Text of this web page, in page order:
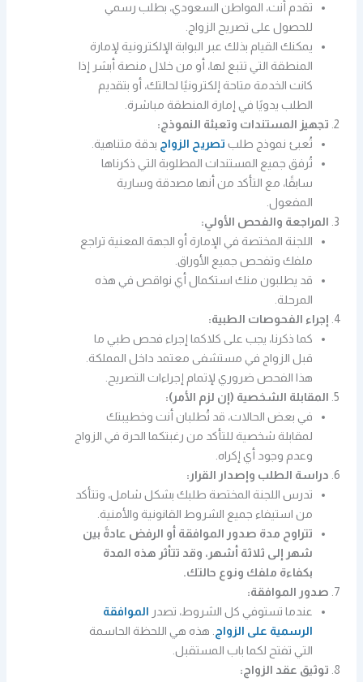
تقدم أنت، المواطن السعودي، بطلب رسمي
للحصول على تصريح الزواج.
يمكنك القيام بذلك عبر البوابة الإلكترونية لإمارة
المنطقة التي تتبع لها، أو من خلال منصة أبشر إذا
كانت الخدمة متاحة إلكترونيًا لحالتك، أو بتقديم
الطلب يدويًا في إمارة المنطقة مباشرة.
تجهيز المستندات وتعبئة النموذج:
تُعبئ نموذج طلب تصريح الزواج بدقة متناهية.
تُرفق جميع المستندات المطلوبة التي ذكرناها
سابقًا، مع التأكد من أنها مصدقة وسارية
المفعول.
المراجعة والفحص الأولي:
اللجنة المختصة في الإمارة أو الجهة المعنية تراجع
ملفك وتفحص جميع الأوراق.
قد يطلبون منك استكمال أي نواقص في هذه
المرحلة.
إجراء الفحوصات الطبية:
كما ذكرنا، يجب على كلاكما إجراء فحص طبي ما
قبل الزواج في مستشفى معتمد داخل المملكة.
هذا الفحص ضروري لإتمام إجراءات التصريح.
المقابلة الشخصية (إن لزم الأمر):
في بعض الحالات، قد تُطلبان أنت وخطيبتك
لمقابلة شخصية للتأكد من رغبتكما الحرة في الزواج
وعدم وجود أي إكراه.
دراسة الطلب وإصدار القرار:
تدرس اللجنة المختصة طلبك بشكل شامل، وتتأكد
من استيفاء جميع الشروط القانونية والأمنية.
تتراوح مدة صدور الموافقة أو الرفض عادةً بين
شهر إلى ثلاثة أشهر، وقد تتأثر هذه المدة
بكفاءة ملفك ونوع حالتك.
صدور الموافقة:
عندما تستوفي كل الشروط، تصدر الموافقة
الرسمية على الزواج. هذه هي اللحظة الحاسمة
التي تفتح لكما باب المستقبل.
توثيق عقد الزواج: